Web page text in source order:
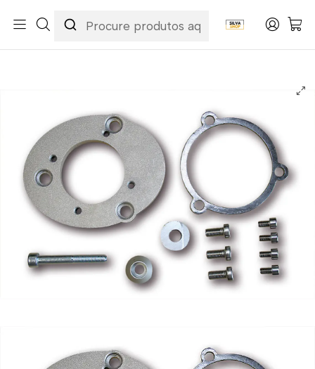
Acessórios & Personalização
Escapes / Ponteiras
IXIL Kit Montagem Hyosung AQUILA GV 650, 06-07